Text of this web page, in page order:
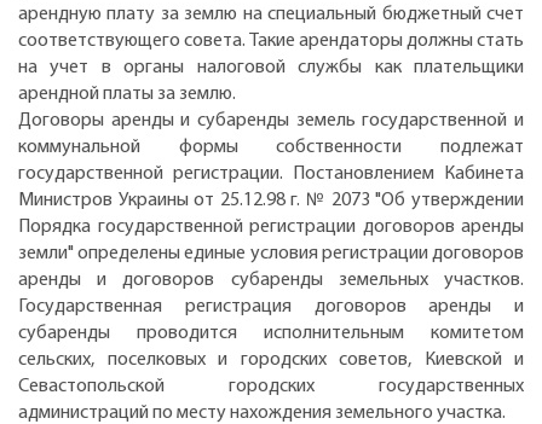
арендную плату за землю на специальный бюджетный счет
соответствующего совета. Такие арендаторы должны стать
на учет в органы налоговой службы как плательщики
арендной платы за землю.
Договоры аренды и субаренды земель государственной и
коммунальной формы собственности подлежат
государственной регистрации. Постановлением Кабинета
Министров Украины от 25.12.98 г. № 2073 "Об утверждении
Порядка государственной регистрации договоров аренды
земли" определены единые условия регистрации договоров
аренды и договоров субаренды земельных участков.
Государственная регистрация договоров аренды и
субаренды проводится исполнительным комитетом
сельских, поселковых и городских советов, Киевской и
Севастопольской городских государственных
администраций по месту нахождения земельного участка.